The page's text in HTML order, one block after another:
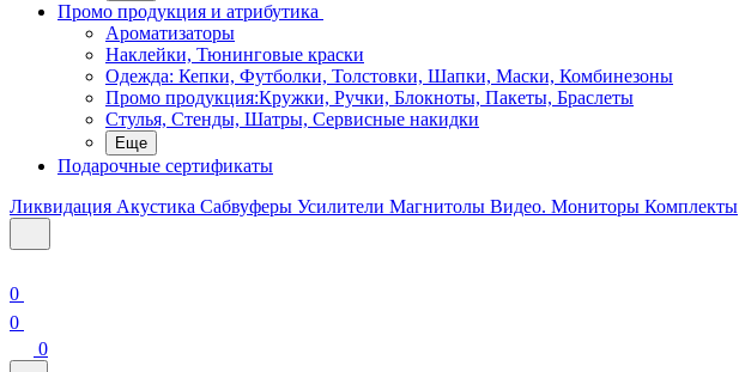
Промо продукция и атрибутика
Ароматизаторы
Наклейки, Тюнинговые краски
Одежда: Кепки, Футболки, Толстовки, Шапки, Маски, Комбинезоны
Промо продукция:Кружки, Ручки, Блокноты, Пакеты, Браслеты
Стулья, Стенды, Шатры, Сервисные накидки
Еще
Подарочные сертификаты
Ликвидация Акустика Сабвуферы Усилители Магнитолы Видео. Мониторы Комплекты
0
0
0